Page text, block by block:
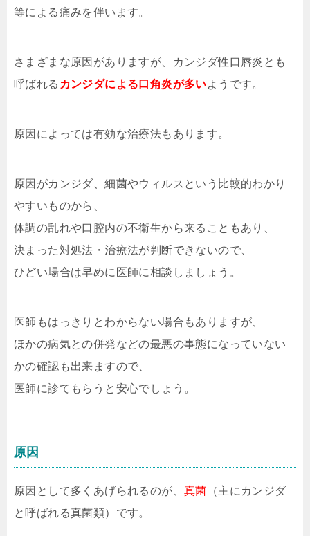
等による痛みを伴います。
さまざまな原因がありますが、カンジダ性口唇炎とも
呼ばれる カンジダによる口角炎が多いようです。
原因によっては有効な治療法もあります。
原因がカンジダ、細菌やウィルスという比較的わかり
やすいものから、
体調の乱れや口腔内の不衛生から来ることもあり、
決まった対処法・治療法が判断できないので、
ひどい場合は早めに医師に相談しましょう。
医師もはっきりとわからない場合もありますが、
ほかの病気との併発などの最悪の事態になっていない
かの確認も出来ますので、
医師に診てもらうと安心でしょう。
原因
原因として多くあげられるのが、 真菌 （主にカンジダ
と呼ばれる真菌類）です。